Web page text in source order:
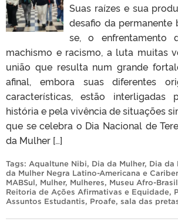
Suas raízes e sua
desafio da permanente
se, o enfrentamento
machismo e racismo, a luta muitas
união que resulta num grande
afinal, embora suas diferentes
características, estão interligadas
história e pela vivência de situações
que se celebra o Dia Nacional de
da Mulher […]
Tags: Aqualtune Nibi, Dia da Mulher, Dia da
da Mulher Negra Latino-Americana e
MABSul, Mulher, Mulheres, Museu Afro-
Reitoria de Ações Afirmativas e Equidade,
Assuntos Estudantis, Proafe, sala das